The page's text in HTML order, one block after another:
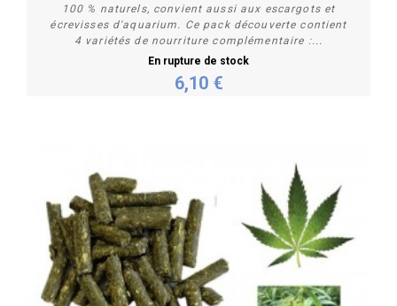
Plus de détails
100 % naturels, convient aussi aux escargots et
écrevisses d'aquarium. Ce pack découverte contient
4 variétés de nourriture complémentaire :...
En rupture de stock
6,10 €